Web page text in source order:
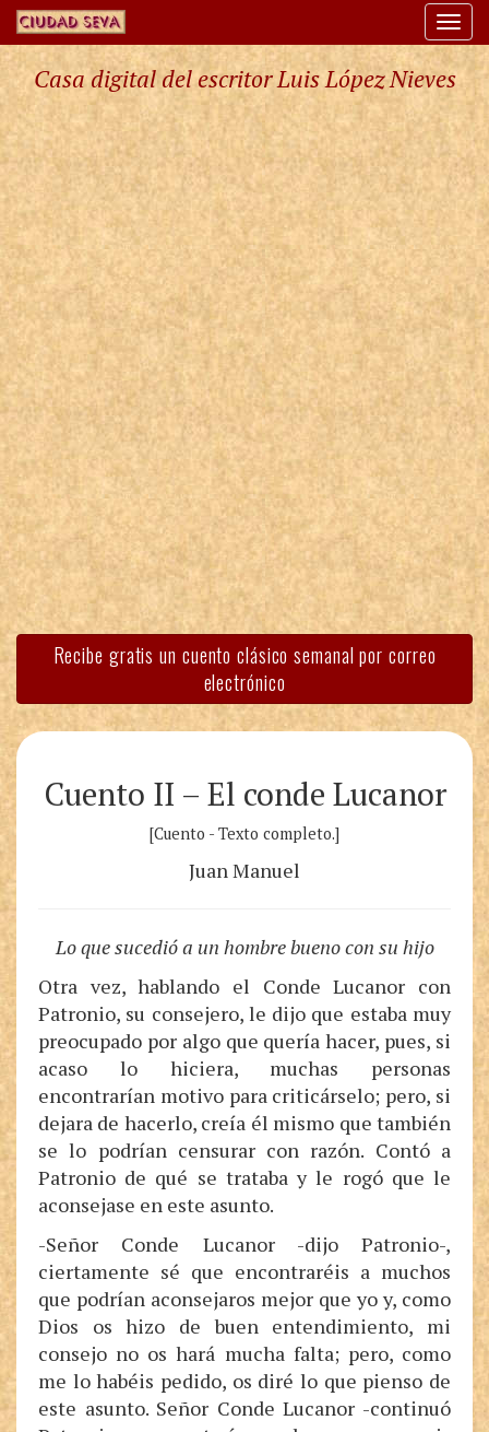
Casa digital del escritor Luis López Nieves
Recibe gratis un cuento clásico semanal por correo
electrónico
Cuento II – El conde Lucanor
[Cuento - Texto completo.]
Juan Manuel
Lo que sucedió a un hombre bueno con su hijo
Otra vez, hablando el Conde Lucanor con
Patronio, su consejero, le dijo que estaba muy
preocupado por algo que quería hacer, pues, si
acaso lo hiciera, muchas personas
encontrarían motivo para criticárselo; pero, si
dejara de hacerlo, creía él mismo que también
se lo podrían censurar con razón. Contó a
Patronio de qué se trataba y le rogó que le
aconsejase en este asunto.
-Señor Conde Lucanor -dijo Patronio-,
ciertamente sé que encontraréis a muchos
que podrían aconsejaros mejor que yo y, como
Dios os hizo de buen entendimiento, mi
consejo no os hará mucha falta; pero, como
me lo habéis pedido, os diré lo que pienso de
este asunto. Señor Conde Lucanor -continuó